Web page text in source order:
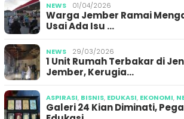
NEWS 01/04/2026
Warga Jember Ramai
Usai Ada Isu …
NEWS 29/03/2026
1 Unit Rumah Terbakar di
Jember, Kerugia…
ASPIRASI, BISNIS, EDUKASI, EKONOMI,
Galeri 24 Kian Diminati,